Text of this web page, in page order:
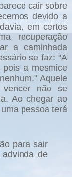
cair sobre
devido a
em certos
recuperação
a caminhada
se faz: "A
pois a mesmice
Aquele
não se
Ao chegar ao
pessoa terá
para sair
de